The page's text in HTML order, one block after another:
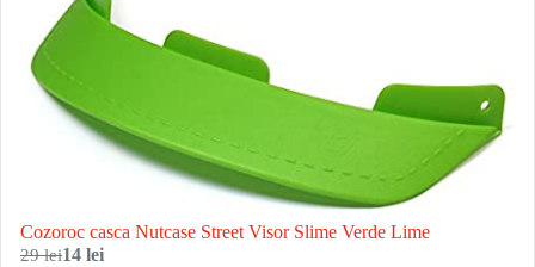
Cozoroc casca Nutcase Street Visor Slime Verde Lime
29 lei14 lei